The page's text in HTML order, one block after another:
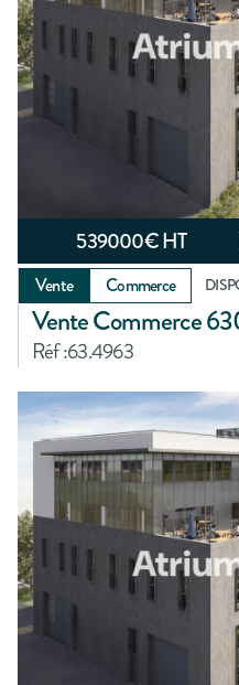
539000€ HT
Vente Commerce
Vente Commerce
Réf :63.4963